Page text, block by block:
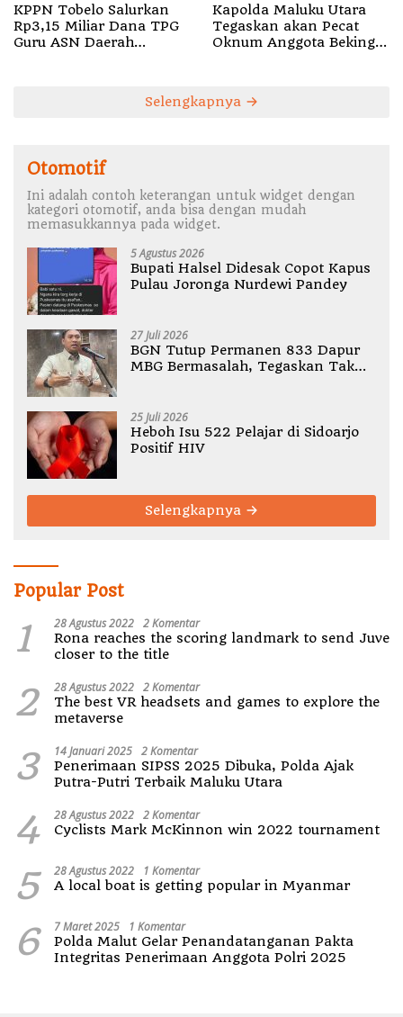
KPPN Tobelo Salurkan
Rp3,15 Miliar Dana TPG
Guru ASN Daerah
Kapolda Maluku Utara
Tegaskan akan Pecat
Oknum Anggota Bekingi
Selengkapnya
Otomotif
Ini adalah contoh keterangan untuk widget dengan
kategori otomotif, anda bisa dengan mudah
memasukkannya pada widget.
5 Agustus 2026
Bupati Halsel Didesak Copot Kapus
Pulau Joronga Nurdewi Pandey
27 Juli 2026
BGN Tutup Permanen 833 Dapur
MBG Bermasalah, Tegaskan Tak
25 Juli 2026
Heboh Isu 522 Pelajar di Sidoarjo
Positif HIV
Selengkapnya
Popular Post
1 28 Agustus 2022 2 Komentar
Rona reaches the scoring landmark to send Juve
closer to the title
2 28 Agustus 2022 2 Komentar
The best VR headsets and games to explore the
metaverse
3 14 Januari 2025 2 Komentar
Penerimaan SIPSS 2025 Dibuka, Polda Ajak
Putra-Putri Terbaik Maluku Utara
4 28 Agustus 2022 2 Komentar
Cyclists Mark McKinnon win 2022 tournament
5 28 Agustus 2022 1 Komentar
A local boat is getting popular in Myanmar
6 7 Maret 2025 1 Komentar
Polda Malut Gelar Penandatanganan Pakta
Integritas Penerimaan Anggota Polri 2025